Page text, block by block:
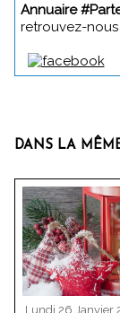
Annuaire
retrouvez-nous
DANS LA
Lundi 26 Janvier